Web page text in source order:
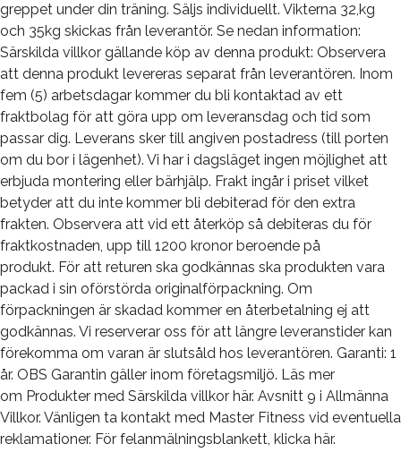
greppet under din träning. Säljs individuellt. Vikterna 32,kg
och 35kg skickas från leverantör. Se nedan information:
Särskilda villkor gällande köp av denna produkt: Observera
att denna produkt levereras separat från leverantören. Inom
fem (5) arbetsdagar kommer du bli kontaktad av ett
fraktbolag för att göra upp om leveransdag och tid som
passar dig. Leverans sker till angiven postadress (till porten
om du bor i lägenhet). Vi har i dagsläget ingen möjlighet att
erbjuda montering eller bärhjälp. Frakt ingår i priset vilket
betyder att du inte kommer bli debiterad för den extra
frakten. Observera att vid ett återköp så debiteras du för
fraktkostnaden, upp till 1200 kronor beroende på
produkt. För att returen ska godkännas ska produkten vara
packad i sin oförstörda originalförpackning. Om
förpackningen är skadad kommer en återbetalning ej att
godkännas. Vi reserverar oss för att längre leveranstider kan
förekomma om varan är slutsåld hos leverantören. Garanti: 1
år. OBS Garantin gäller inom företagsmiljö. Läs mer
om Produkter med Särskilda villkor här. Avsnitt 9 i Allmänna
Villkor. Vänligen ta kontakt med Master Fitness vid eventuella
reklamationer. För felanmälningsblankett, klicka här.